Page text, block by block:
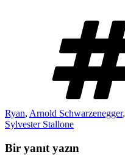
Ryan, Arnold Schwarzenegger,
Sylvester Stallone
Bir yanıt yazın